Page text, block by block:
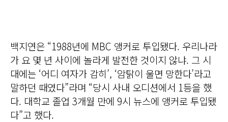
백지연은 “1988년에 MBC 앵커로 투입됐다. 우리나라
가 요 몇 년 사이에 놀라게 발전한 것이지 않냐. 그 시
대에는 ‘어디 여자가 감히’, ‘암탉이 울면 망한다’라고
말하던 때였다”라며 “당시 사내 오디션에서 1등을 했
다. 대학교 졸업 3개월 만에 9시 뉴스에 앵커로 투입됐
다”고 했다.